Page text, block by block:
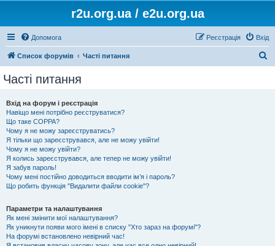
r2u.org.ua / e2u.org.ua
Допомога Вхід
Реєстрація
Список форумів Часті питання
Часті питання
Вхід на форум і реєстрація
Навіщо мені потрібно реєструватися?
Що таке COPPA?
Чому я не можу зареєструватись?
Я тільки що зареєструвався, але не можу увійти!
Чому я не можу увійти?
Я колись зареєструвався, але тепер не можу увійти!
Я забув пароль!
Чому мені постійно доводиться вводити ім’я і пароль?
Що робить функція "Видалити файли cookie"?
Параметри та налаштування
Як мені змінити мої налаштування?
Як уникнути появи мого імені в списку "Хто зараз на форумі"?
На форумі встановлено невірний час!